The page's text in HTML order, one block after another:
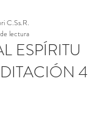
ESPÍRITU
4
C.Ss.R.
lectura
estrellas.